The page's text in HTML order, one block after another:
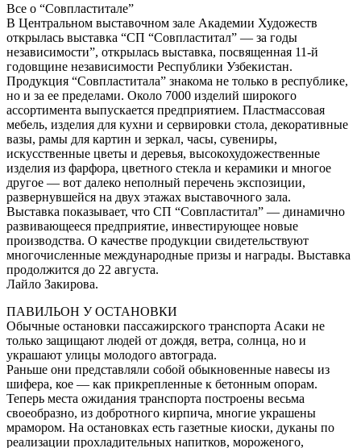
Все о “Совпластитале”
В Центральном выставочном зале Академии Художеств
открылась выставка “СП “Совпластитал” — за годы
независимости”, открылась выставка, посвященная 11-й
годовщине независимости Республики Узбекистан.
Продукция “Совпластитала” знакома не только в республике,
но и за ее пределами. Около 7000 изделий широкого
ассортимента выпускается предприятием. Пластмассовая
мебель, изделия для кухни и сервировки стола, декоративные
вазы, рамы для картин и зеркал, часы, сувениры,
искусственные цветы и деревья, высокохудожественные
изделия из фарфора, цветного стекла и керамики и многое
другое — вот далеко неполный перечень экспозиции,
развернувшейся на двух этажах выставочного зала.
Выставка показывает, что СП “Совпластитал” — динамично
развивающееся предприятие, инвестирующее новые
производства. О качестве продукции свидетельствуют
многочисленные международные призы и награды. Выставка
продолжится до 22 августа.
Лайло Закирова.
ПАВИЛЬОН У ОСТАНОВКИ
Обычные остановки пассажирского транспорта Асаки не
только защищают людей от дождя, ветра, солнца, но и
украшают улицы молодого автограда.
Раньше они представляли собой обыкновенные навесы из
шифера, кое — как прикрепленные к бетонным опорам.
Теперь места ожидания транспорта построены весьма
своеобразно, из добротного кирпича, многие украшены
мрамором. На остановках есть газетные киоски, дуканы по
реализации прохладительных напитков, мороженого,